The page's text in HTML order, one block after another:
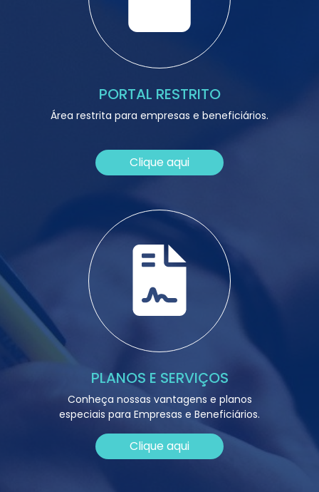
PORTAL RESTRITO
Área restrita para empresas e beneficiários.
Clique aqui
PLANOS E SERVIÇOS
Conheça nossas vantagens e planos
especiais para Empresas e Beneficiários.
Clique aqui